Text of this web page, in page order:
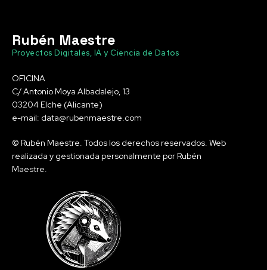
Rubén Maestre
Proyectos Digitales, IA y Ciencia de Datos
OFICINA
C/ Antonio Moya Albadalejo, 13
03204 Elche (Alicante)
e-mail: data@rubenmaestre.com
© Rubén Maestre. Todos los derechos reservados. Web
realizada y gestionada personalmente por Rubén
Maestre.